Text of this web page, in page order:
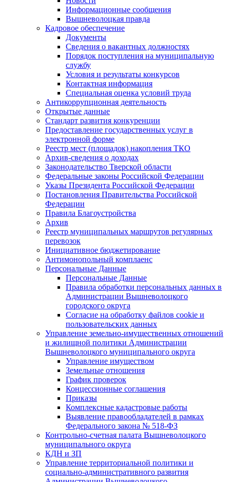
Информационные сообщения
Вышневолоцкая правда
Кадровое обеспечение
Документы
Сведения о вакантных должностях
Порядок поступления на муниципальную
службу
Условия и результаты конкурсов
Контактная информация
Специальная оценка условий труда
Антикоррупционная деятельность
Открытые данные
Стандарт развития конкуренции
Предоставление государственных услуг в
электронной форме
Реестр мест (площадок) накопления ТКО
Архив-сведения о доходах
Законодательство Тверской области
Федеральные законы Российской Федерации
Указы Президента Российской Федерации
Постановления Правительства Российской
Федерации
Правила Благоустройства
Архив
Реестр муниципальных маршрутов регулярных
перевозок
Инициативное бюджетирование
Антимонопольный комплаенс
Персональные Данные
Персональные Данные
Правила обработки персональных данных в
Администрации Вышневолоцкого
городского округа
Согласие на обработку файлов cookie и
пользовательских данных
Управление земельно-имущественных отношений
и жилищной политики Администрации
Вышневолоцкого муниципального округа
Управление имуществом
Земельные отношения
График проверок
Концессионные соглашения
Приказы
Комплексные кадастровые работы
Выявление правообладателей в рамках
Федерального закона № 518-ФЗ
Контрольно-счетная палата Вышневолоцкого
муниципального округа
КДН и ЗП
Управление территориальной политики и
социально-административного развития